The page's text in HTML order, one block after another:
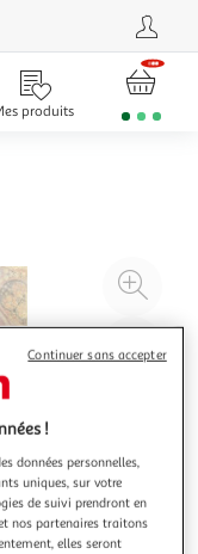
produits
à
!
données personnelles,
uniques, sur votre
de suivi prendront en
nos partenaires traitons
elles seront
Continuer sans accepter